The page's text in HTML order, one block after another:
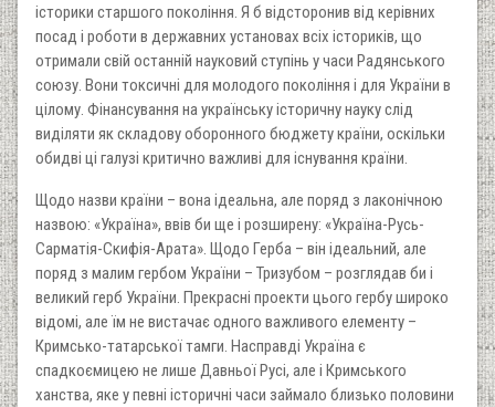
історики старшого покоління. Я б відсторонив від керівних
посад і роботи в державних установах всіх істориків, що
отримали свій останній науковий ступінь у часи Радянського
союзу. Вони токсичні для молодого покоління і для України в
цілому. Фінансування на українську історичну науку слід
виділяти як складову оборонного бюджету країни, оскільки
обидві ці галузі критично важливі для існування країни.
Щодо назви країни – вона ідеальна, але поряд з лаконічною
назвою: «Україна», ввів би ще і розширену: «Україна-Русь-
Сарматія-Скифія-Арата». Щодо Герба – він ідеальний, але
поряд з малим гербом України – Тризубом – розглядав би і
великий герб України. Прекрасні проекти цього гербу широко
відомі, але їм не вистачає одного важливого елементу –
Кримсько-татарської тамги. Насправді Україна є
спадкоємицею не лише Давньої Русі, але і Кримського
ханства, яке у певні історичні часи займало близько половини